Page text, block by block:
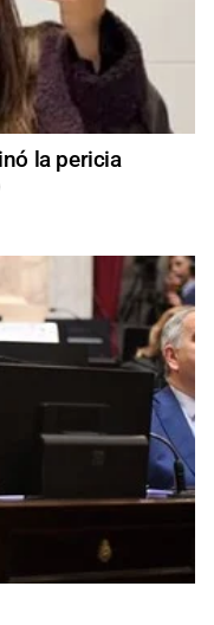
la pericia